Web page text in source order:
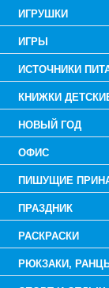
ИГРУШКИ
ИГРЫ
ИСТОЧНИКИ
КНИЖКИ
НОВЫЙ ГОД
ОФИС
ПИШУЩИЕ
ПРАЗДНИК
РАСКРАСКИ
РЮКЗАКИ,